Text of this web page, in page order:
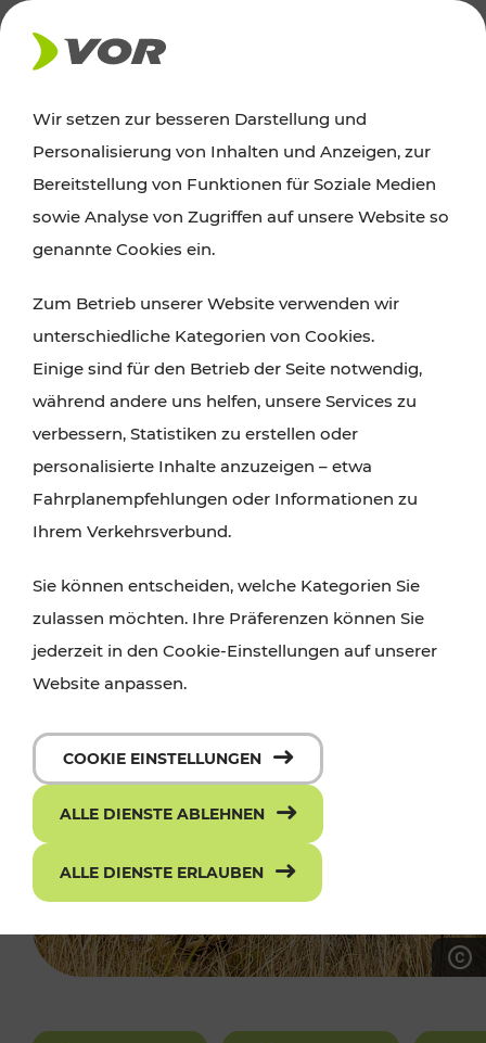
AKTUELLES
Ausflugstipps
Wien, Niederösterreich und das Burgenland
Wanderungen, Kultur und Gastronomie,
Radtouren oder purer Naturgenuss – viele
Attraktionen sind mit den Ticket- und Fahrplan-
Angeboten des VOR gut und schnell erreichbar.
Wir setzen zur besseren Darstellung und
Personalisierung von Inhalten und Anzeigen, zur
Bereitstellung von Funktionen für Soziale Medien
sowie Analyse von Zugriffen auf unsere Website so
genannte Cookies ein.
Zum Betrieb unserer Website verwenden wir
unterschiedliche Kategorien von Cookies.
Einige sind für den Betrieb der Seite notwendig,
während andere uns helfen, unsere Services zu
verbessern, Statistiken zu erstellen oder
personalisierte Inhalte anzuzeigen – etwa
Fahrplanempfehlungen oder Informationen zu
Ihrem Verkehrsverbund.
Sie können entscheiden, welche Kategorien Sie
zulassen möchten. Ihre Präferenzen können Sie
jederzeit in den Cookie-Einstellungen auf unserer
Website anpassen.
COOKIE EINSTELLUNGEN
ALLE DIENSTE ABLEHNEN
ALLE DIENSTE ERLAUBEN